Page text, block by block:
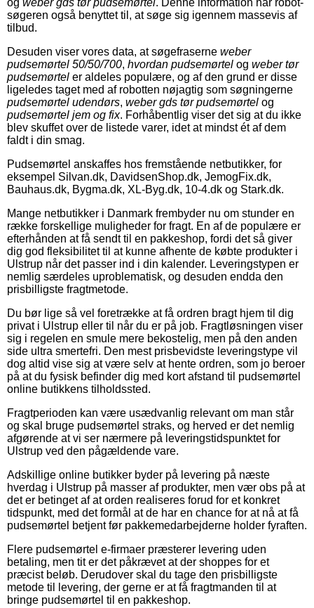
søgeren også benyttet til, at søge sig igennem massevis af
tilbud.
Desuden viser vores data, at søgefraserne weber
pudsemørtel 50/50/700, hvordan pudsemørtel og weber tør
pudsemørtel er aldeles populære, og af den grund er disse
ligeledes taget med af robotten nøjagtig som søgningerne
pudsemørtel udendørs, weber gds tør pudsemørtel og
pudsemørtel jem og fix. Forhåbentlig viser det sig at du ikke
blev skuffet over de listede varer, idet at mindst ét af dem
faldt i din smag.
Pudsemørtel anskaffes hos fremstående netbutikker, for
eksempel Silvan.dk, DavidsenShop.dk, JemogFix.dk,
Bauhaus.dk, Bygma.dk, XL-Byg.dk, 10-4.dk og Stark.dk.
Mange netbutikker i Danmark frembyder nu om stunder en
række forskellige muligheder for fragt. En af de populære er
efterhånden at få sendt til en pakkeshop, fordi det så giver
dig god fleksibilitet til at kunne afhente de købte produkter i
Ulstrup når det passer ind i din kalender. Leveringstypen er
nemlig særdeles uproblematisk, og desuden endda den
prisbilligste fragtmetode.
Du bør lige så vel foretrække at få ordren bragt hjem til dig
privat i Ulstrup eller til når du er på job. Fragtløsningen viser
sig i regelen en smule mere bekostelig, men på den anden
side ultra smertefri. Den mest prisbevidste leveringstype vil
dog altid vise sig at være selv at hente ordren, som jo beroer
på at du fysisk befinder dig med kort afstand til pudsemørtel
online butikkens tilholdssted.
Fragtperioden kan være usædvanlig relevant om man står
og skal bruge pudsemørtel straks, og herved er det nemlig
afgørende at vi ser nærmere på leveringstidspunktet for
Ulstrup ved den pågældende vare.
Adskillige online butikker byder på levering på næste
hverdag i Ulstrup på masser af produkter, men vær obs på at
det er betinget af at orden realiseres forud for et konkret
tidspunkt, med det formål at de har en chance for at nå at få
pudsemørtel betjent før pakkemedarbejderne holder fyraften.
Flere pudsemørtel e-firmaer præsterer levering uden
betaling, men tit er det påkrævet at der shoppes for et
præcist beløb. Derudover skal du tage den prisbilligste
metode til levering, der gerne er at få fragtmanden til at
bringe pudsemørtel til en pakkeshop.